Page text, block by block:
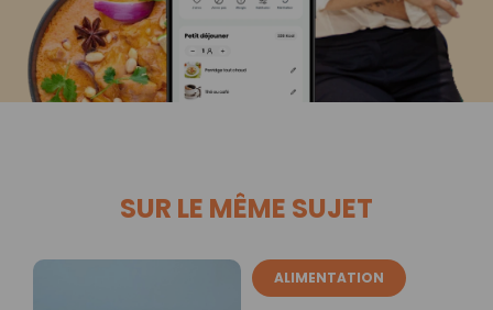
SUR LE MÊME SUJET
ALIMENTATION